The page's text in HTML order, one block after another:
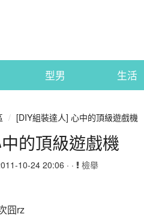
型男 生活
/ [DIY組裝達人] 心中的頂級遊戲機
的頂級遊戲機
10-24 20:06 · · 檢舉
囧rz